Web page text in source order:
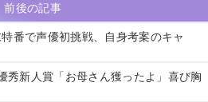
前後の記事
番で声優初挑戦、自身考案のキャ
秀新人賞「お母さん獲ったよ」喜び胸